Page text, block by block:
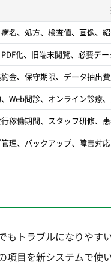
名、処方、検査値、画像、
化、旧端末閲覧、必要デ
金、保守期限、データ抽出
Web問診、オンライン診療
稼働期間、スタッフ研修、
理、バックアップ、障害対
もトラブルになりや
目を新システムで使